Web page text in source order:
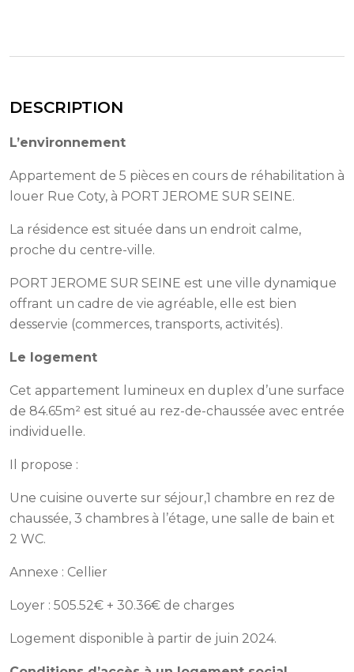
DESCRIPTION
L’environnement
Appartement de 5 pièces en cours de réhabilitation à
louer Rue Coty, à PORT JEROME SUR SEINE.
La résidence est située dans un endroit calme,
proche du centre-ville.
PORT JEROME SUR SEINE est une ville dynamique
offrant un cadre de vie agréable, elle est bien
desservie (commerces, transports, activités).
Le logement
Cet appartement lumineux en duplex d’une surface
de 84.65m² est situé au rez-de-chaussée avec entrée
individuelle.
Il propose :
Une cuisine ouverte sur séjour,1 chambre en rez de
chaussée, 3 chambres à l’étage, une salle de bain et
2 WC.
Annexe : Cellier
Loyer : 505.52€ + 30.36€ de charges
Logement disponible à partir de juin 2024.